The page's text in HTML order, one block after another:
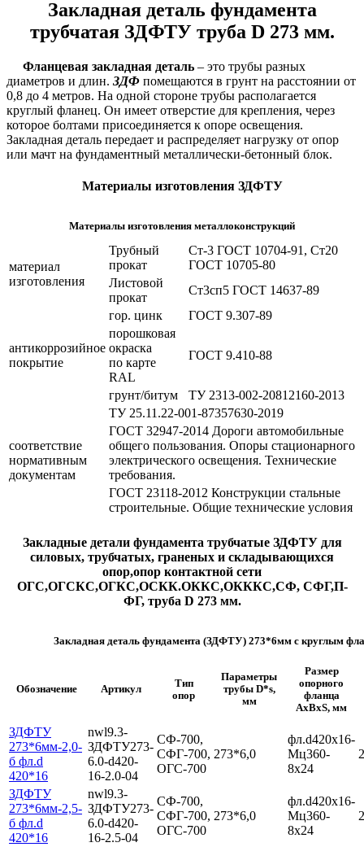
Закладная деталь фундамента
трубчатая ЗДФТУ труба D 273 мм.
Фланцевая закладная деталь – это трубы разных
диаметров и длин. ЗДФ помещаются в грунт на расстоянии от
0,8 до 4 метров. На одной стороне трубы располагается
круглый фланец. Он имеет отверстие для крепления, через
которое болтами присоединяется к опоре освещения.
Закладная деталь передает и распределяет нагрузку от опор
или мачт на фундаментный металлически-бетонный блок.
Материалы изготовления ЗДФТУ
Материалы изготовления металлоконструкций
материал
изготовления
Трубный
прокат
Ст-3 ГОСТ 10704-91, Ст20
ГОСТ 10705-80
Листовой
прокат
Ст3сп5 ГОСТ 14637-89
антикоррозийное
покрытие
гор. цинк
ГОСТ 9.307-89
порошковая
окраска
по карте
RAL
ГОСТ 9.410-88
грунт/битум ТУ 2313-002-20812160-2013
соответствие
нормативным
документам
ТУ 25.11.22-001-87357630-2019
ГОСТ 32947-2014 Дороги автомобильные
общего пользования. Опоры стационарного
электрического освещения. Технические
требования.
ГОСТ 23118-2012 Конструкции стальные
строительные. Общие технические условия
Закладные детали фундамента трубчатые ЗДФТУ для
силовых, трубчатых, граненых и складывающихся
опор,опор контактной сети
ОГС,ОГСКС,ОГКС,ОСКК.ОККС,ОКККС,СФ, СФГ,П-
ФГ, труба D 273 мм.
Закладная деталь фундамента (ЗДФТУ) 273*6мм с круглым
Обозначение Артикул
Тип
опор
Параметры
трубы D*s,
мм
Размер
опорного
фланца
AxBхS, мм
ЗДФТУ
273*6мм-2,0-
б фл.d
420*16
nwl9.3-
ЗДФТУ273-
6.0-d420-
16-2.0-04
СФ-700,
СФГ-700,
ОГС-700
273*6,0
фл.d420х16-
Мц360-
8х24
ЗДФТУ
273*6мм-2,5-
б фл.d
420*16
nwl9.3-
ЗДФТУ273-
6.0-d420-
16-2.5-04
СФ-700,
СФГ-700,
ОГС-700
273*6,0
фл.d420х16-
Мц360-
8х24